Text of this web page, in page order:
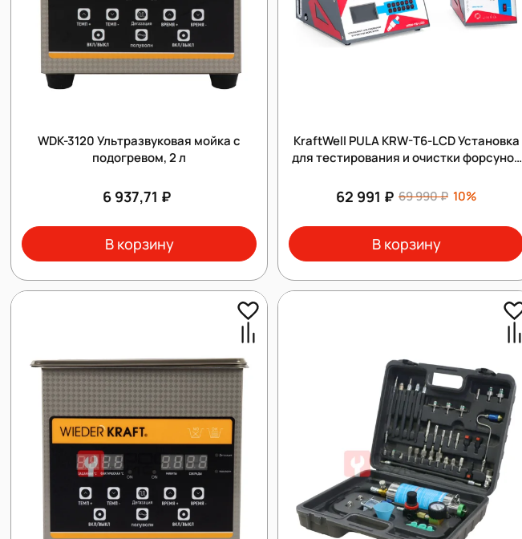
WDK-3120 Ультразвуковая мойка с
подогревом, 2 л
6 937,71 ₽
В корзину
KraftWell PULA KRW-T6-LCD Установка
для тестирования и очистки форсунок
62 991 ₽ 69 990 ₽ 10%
В корзину